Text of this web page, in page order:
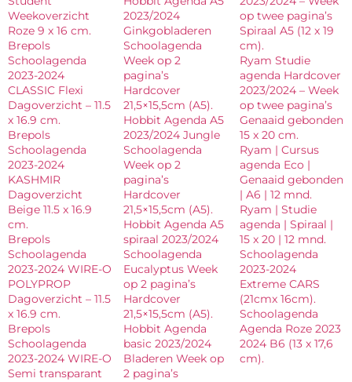
Weekoverzicht
Roze 9 x 16 cm.
Brepols
Schoolagenda
2023-2024
CLASSIC Flexi
Dagoverzicht – 11.5
x 16.9 cm.
Brepols
Schoolagenda
2023-2024
KASHMIR
Dagoverzicht
Beige 11.5 x 16.9
cm.
Brepols
Schoolagenda
2023-2024 WIRE-O
POLYPROP
Dagoverzicht – 11.5
x 16.9 cm.
Brepols
Schoolagenda
2023-2024 WIRE-O
Semi transparant
2023/2024
Ginkgobladeren
Schoolagenda
Week op 2
pagina’s
Hardcover
21,5×15,5cm (A5).
Hobbit Agenda A5
2023/2024 Jungle
Schoolagenda
Week op 2
pagina’s
Hardcover
21,5×15,5cm (A5).
Hobbit Agenda A5
spiraal 2023/2024
Schoolagenda
Eucalyptus Week
op 2 pagina’s
Hardcover
21,5×15,5cm (A5).
Hobbit Agenda
basic 2023/2024
Bladeren Week op
2 pagina’s
op twee pagina’s
Spiraal A5 (12 x 19
cm).
Ryam Studie
agenda Hardcover
2023/2024 – Week
op twee pagina’s
Genaaid gebonden
15 x 20 cm.
Ryam | Cursus
agenda Eco |
Genaaid gebonden
| A6 | 12 mnd.
Ryam | Studie
agenda | Spiraal |
15 x 20 | 12 mnd.
Schoolagenda
2023-2024
Extreme CARS
(21cmx 16cm).
Schoolagenda
Agenda Roze 2023
2024 B6 (13 x 17,6
cm).